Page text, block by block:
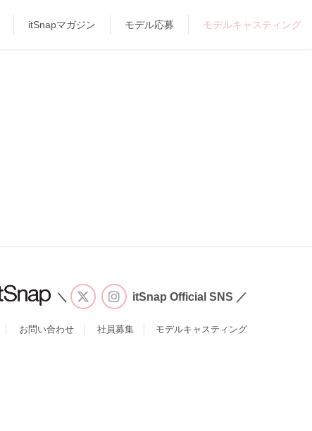
itSnapマガジン モデル応募 モデルキャスティング
＼ itSnap Official SNS ／
お問い合わせ 社員募集 モデルキャスティング